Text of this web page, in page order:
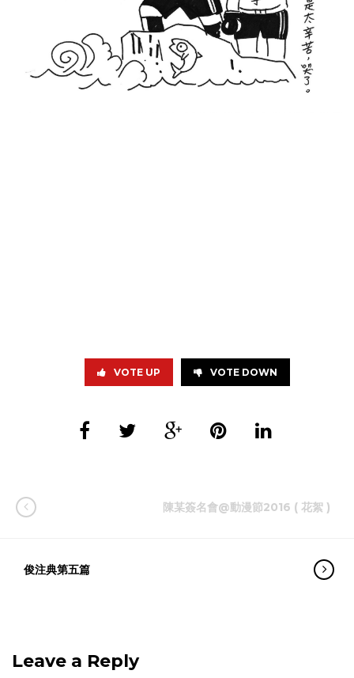
VOTE UP VOTE DOWN
陳某簽名會@動漫節2016 ( 花絮 )
俊注典第五篇
Leave a Reply